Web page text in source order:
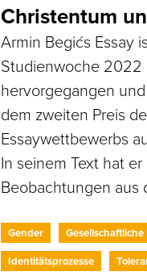
Christentum
Armin Begićs Essay
Studienwoche 2022
hervorgegangen
dem zweiten Preis
Essaywettbewerbs
In seinem Text hat er
Beobachtungen aus
Gender
Identitätsprozesse